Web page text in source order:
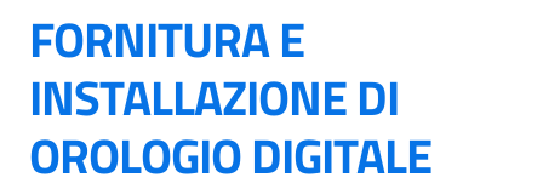
FORNITURA E
INSTALLAZIONE DI
OROLOGIO DIGITALE